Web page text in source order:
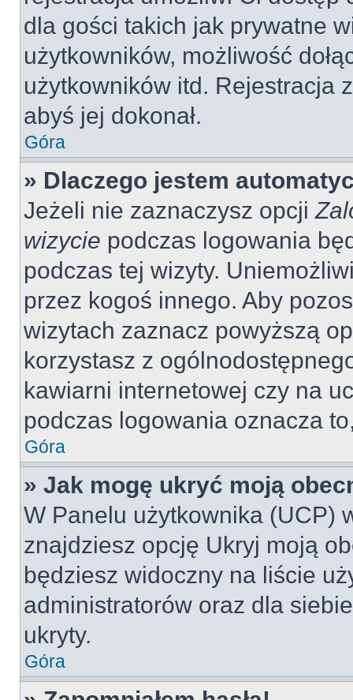
dla gości takich jak prywatne
użytkowników, możliwość
użytkowników itd. Rejestracja
abyś jej dokonał.
Góra
» Dlaczego jestem
Jeżeli nie zaznaczysz opcji
wizycie podczas logowania
podczas tej wizyty.
przez kogoś innego. Aby
wizytach zaznacz powyższą
korzystasz z
kawiarni internetowej czy na
podczas logowania oznacza
Góra
» Jak mogę ukryć moją
W Panelu użytkownika (UCP)
znajdziesz opcję Ukryj moją
będziesz widoczny na liście
administratorów oraz dla
ukryty.
Góra